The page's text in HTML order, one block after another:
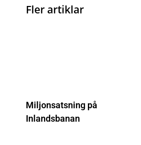
Fler artiklar
Miljonsatsning på
Inlandsbanan